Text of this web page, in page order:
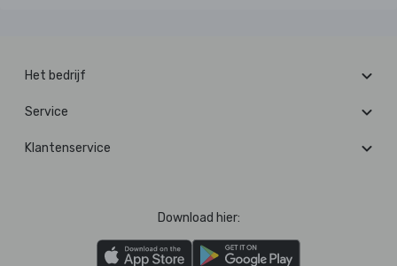
Het bedrijf
Service
Klantenservice
Download hier: